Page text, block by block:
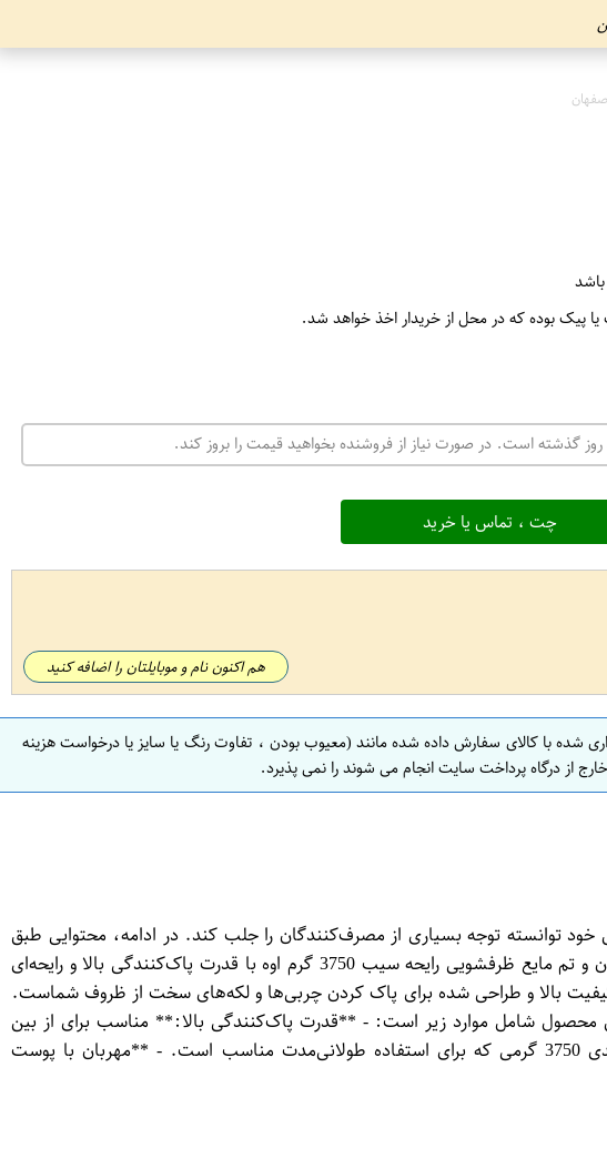
پیک بوده که در محل از خریدار اخذ خواهد شد.
روز گذشته است. در صورت نیاز از فروشنده بخواهید قیمت را بروز کند.
چت ، تماس یا خرید
هم اکنون نام و موبایلتان را اضافه کنید
شده با کالای سفارش داده شده مانند (معیوب بودن ، تفاوت رنگ یا سایز یا درخواست هزینه
از درگاه پرداخت سایت انجام می شوند را نمی پذیرد.
خاص خود توانسته توجه بسیاری از مصرف‌کنندگان را جلب کند. در ادامه، محتوایی طبق
اصول سئو برای این محصول ارائه می‌شود: مایع ظرفشویی رایحه سیب 3750 گرم اوه: انتخابی هوشمند برای ظروفی درخشان و تم مایع ظرفشویی رایحه سیب 3750 گرم اوه با قدرت پاک‌کنندگی بالا و رایحه‌ای
با بهترین قیمت. مایع ظرفشویی رایحه سیب 3750 گرم اوه، محصولی با کیفیت بالا و طراحی شده برای پاک کردن چربی‌ها و لکه‌های سخت از ظروف شماست.
محصول شامل موارد زیر است: - **قدرت پاک‌کنندگی بالا:** مناسب برای از بین
بردن چربی‌ها و لکه‌های سخت. - **رایحه دلنشین سیب:** ایجاد حس تازگی و طراوت. - **حجم اقتصادی:** بسته‌بندی 3750 گرمی که برای استفاده طولانی‌مدت مناسب است. - **مهربان با پوست